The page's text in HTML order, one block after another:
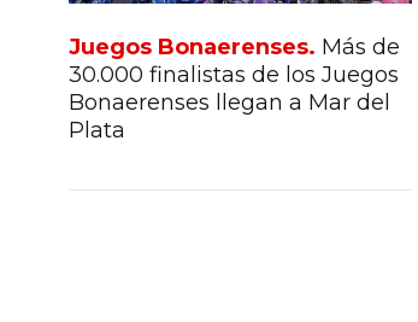
Juegos Bonaerenses. Más de
30.000 finalistas de los Juegos
Bonaerenses llegan a Mar del
Plata